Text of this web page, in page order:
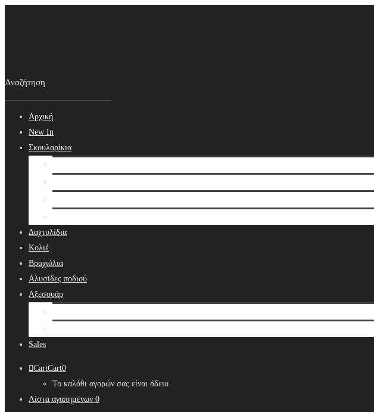
Αρχική
New In
Σκουλαρίκια
Δαχτυλίδια
Κολιέ
Βραχιόλια
Αλυσίδες ποδιού
Αξεσουάρ
Sales
CartCart0
Το καλάθι αγορών σας είναι άδειο
Λίστα αγαπημένων 0